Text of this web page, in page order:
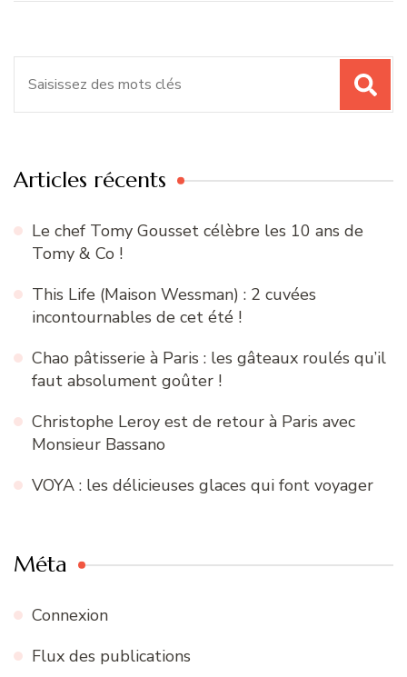
Articles récents
Le chef Tomy Gousset célèbre les 10 ans de
Tomy & Co !
This Life (Maison Wessman) : 2 cuvées
incontournables de cet été !
Chao pâtisserie à Paris : les gâteaux roulés qu’il
faut absolument goûter !
Christophe Leroy est de retour à Paris avec
Monsieur Bassano
VOYA : les délicieuses glaces qui font voyager
Méta
Connexion
Flux des publications